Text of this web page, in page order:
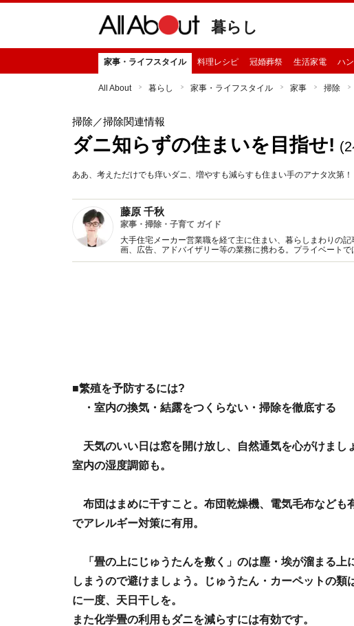
暮らし
家事・ライフスタイル 料理レシピ 冠婚葬祭 生活家電 ハ
All About 暮らし 家事・ライフスタイル 家事 掃除
掃除／掃除関連情報
ダニ知らずの住まいを目指せ!
ああ、考えただけでも痒いダニ、増やすも減らすも住まい手のアナタ次第
藤原 千秋
家事・掃除・子育て ガイド
大手住宅メーカー営業職を経て主に住まい、暮らしまわりの
画、広告、アドバイザリー等の業務に携わる。プライベート
に朝日新聞出版）など著監修書、マスコミ出演多数。
■繁殖を予防するには?
・室内の換気・結露をつくらない・掃除を徹底する
天気のいい日は窓を開け放し、自然通気を心がけまし
室内の湿度調節も。
布団はまめに干すこと。布団乾燥機、電気毛布なども
でアレルギー対策に有用。
「畳の上にじゅうたんを敷く」のは塵・埃が溜まる上
しまうので避けましょう。じゅうたん・カーペットの
に一度、天日干しを。
また化学畳の利用もダニを減らすには有効です。